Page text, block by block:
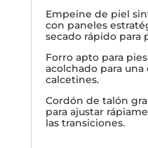
Empeine de piel
con paneles
secado rápido para
Forro apto para
acolchado para
calcetines.
Cordón de talón
para ajustar
las transiciones.